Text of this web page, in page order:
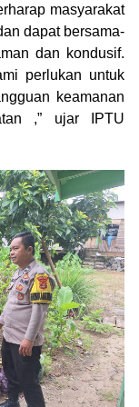
masyarakat
dapat bersama-
dan kondusif.
perlukan untuk
keamanan
,” ujar IPTU